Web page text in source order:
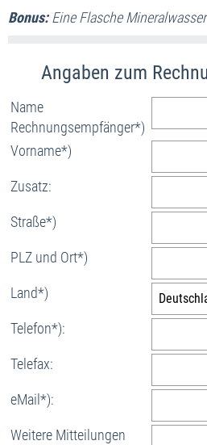
Bonus:Eine Flasche Mineralwasser
Name
Rechnungsempfänger*)
Vorname*)
Zusatz:
Straße*)
PLZ und Ort*)
Land*)
Telefon*):
Telefax:
eMail*):
Weitere Mitteilungen